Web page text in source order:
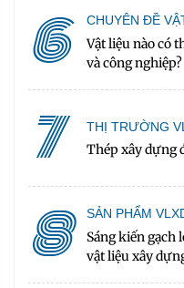
6 CHUYÊN ĐỀ
Vật liệu nào có
và công nghiệp?
7 THỊ TRƯỜNG
Thép xây dựng
8 SẢN PHẨM
Sáng kiến gạch
vật liệu xây